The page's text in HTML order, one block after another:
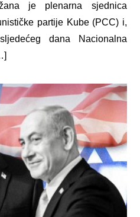
je plenarna sjednica
partije Kube (PCC) i,
dana Nacionalna